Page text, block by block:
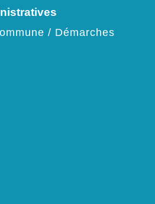
/ Démarches